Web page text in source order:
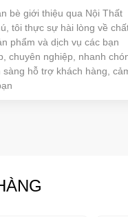
bè giới thiệu qua Nội Thất
tôi thực sự hài lòng về
phẩm và dịch vụ các bạn
chuyên nghiệp, nhanh
sàng hỗ trợ khách hàng,